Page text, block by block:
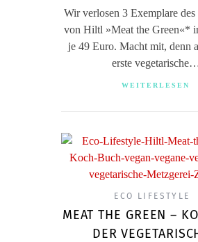
Wir verlosen 3 Exemplare
von Hiltl »Meat the Green«*
je 49 Euro. Macht mit, denn
erste
WEITERLESEN
ECO LIFESTYLE
MEAT THE GREEN –
DER